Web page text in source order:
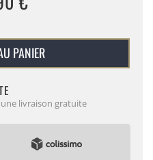
PANIER
livraison gratuite